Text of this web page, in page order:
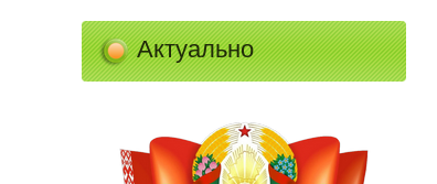
Актуально